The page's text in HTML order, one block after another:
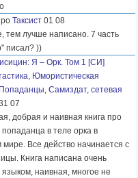
Таксист 01 08
тем лучше написано. 7 часть
писал? ))
: Я – Орк. Том 1 [СИ]
, Юмористическая
Попаданцы, Самиздат, сетевая
07
добрая и наивная книга про
в теле орка в
Все действо начинается с
Книга написана очень
наивная, многое не